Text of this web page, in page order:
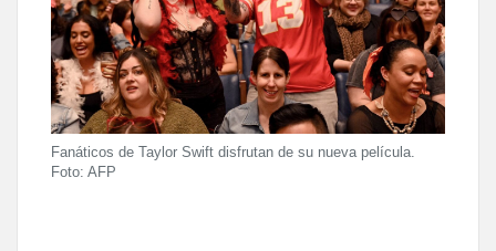
Fanáticos de Taylor Swift disfrutan de su nueva película.
Foto: AFP